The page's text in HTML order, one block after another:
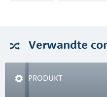
Verwandte
PRODUKT